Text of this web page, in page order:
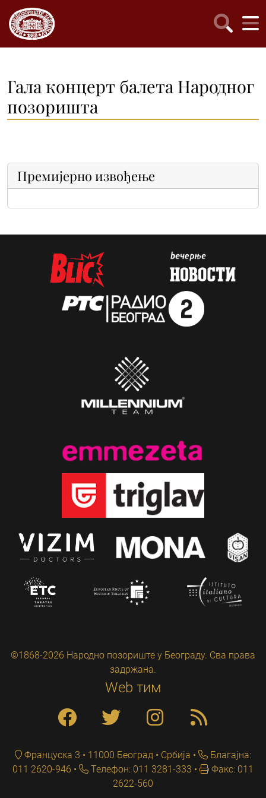
Гала концерт балета Народног
позоришта
Премијерно извођење
©1868-2026 Народно позориште у Београду. Сва права
задржана.
Web тим
Француска 3 • 11000 Београд • Србија
Благајна:
011 2620-946
Телефон: 011 3281-333
Факс: 011
2622-560